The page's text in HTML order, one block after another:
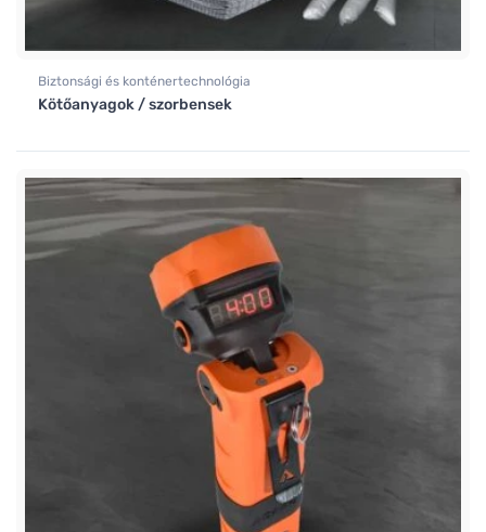
Biztonsági és konténertechnológia
Kötőanyagok / szorbensek